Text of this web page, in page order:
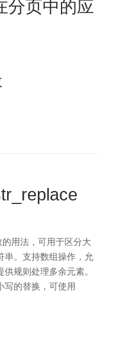
分页中的应
用法，可用于区分大
串。支持数组操作，允
规则处理多余元素。
写的替换，可使用